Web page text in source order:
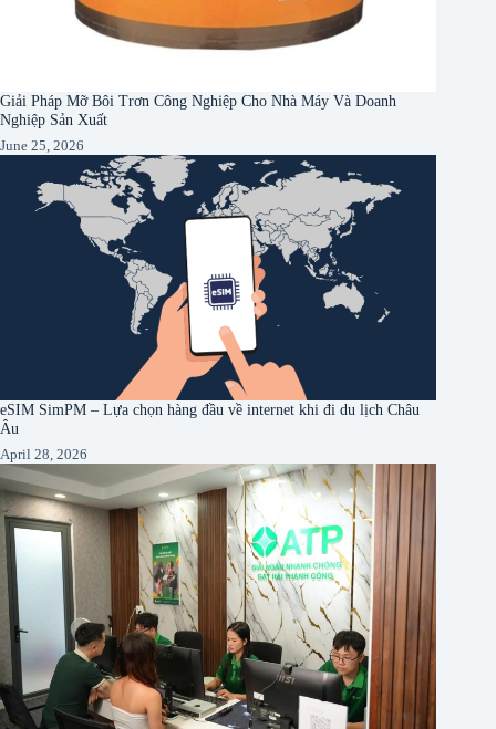
Giải Pháp Mỡ Bôi Trơn Công Nghiệp Cho Nhà Máy Và Doanh
Nghiệp Sản Xuất
June 25, 2026
eSIM SimPM – Lựa chọn hàng đầu về internet khi đi du lịch Châu
Âu
April 28, 2026